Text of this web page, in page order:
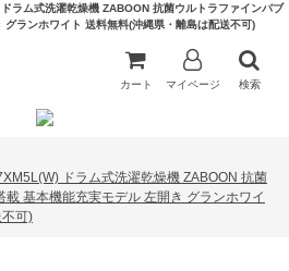
ラム式洗濯乾燥機 ZABOON 抗菌ウルトラファインバブ
ランホワイト 送料無料(沖縄県・離島は配送不可)
カート マイページ 検索
ドラム式洗濯乾燥機 ZABOON 抗菌
基本機能充実モデル 左開き グランホワイ
不可)